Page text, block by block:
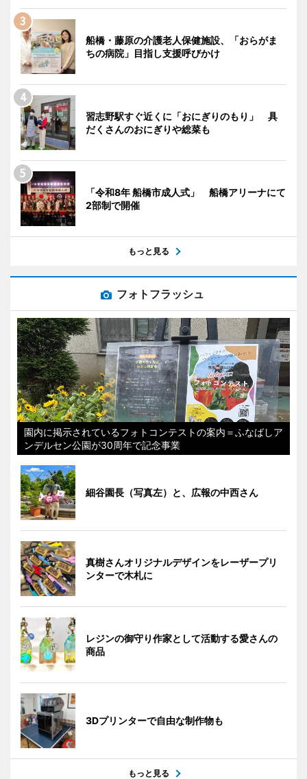
船橋・藤原の介護老人保健施設、「おらがま
ちの病院」目指し支援呼びかけ
習志野駅すぐ近くに「おにぎりのもり」 具
だくさんのおにぎりや総菜も
「令和8年 船橋市成人式」 船橋アリーナにて
2部制で開催
もっと見る
フォトフラッシュ
園内に掲示されているフォトコンテストの案内＝ふなばしア
ンデルセン公園が30周年で記念事業
細谷園長（写真左）と、広報の中西さん
真樹さんオリジナルデザインをレーザープリ
ンターで木札に
レジンの御守り作家として活動する愛さんの
商品
3Dプリンターで自由な制作物も
もっと見る